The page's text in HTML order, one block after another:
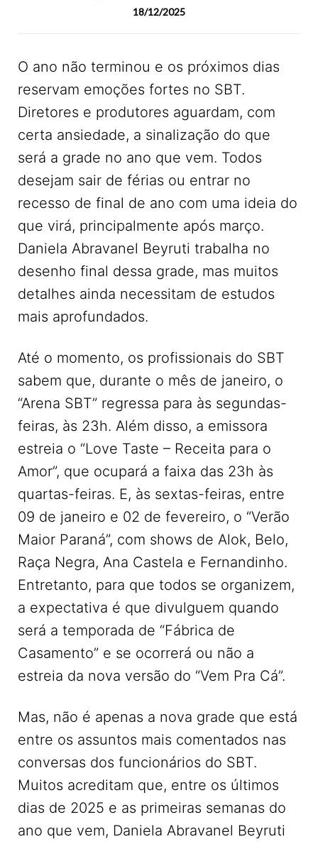
18/12/2025
O ano não terminou e os próximos dias
reservam emoções fortes no SBT.
Diretores e produtores aguardam, com
certa ansiedade, a sinalização do que
será a grade no ano que vem. Todos
desejam sair de férias ou entrar no
recesso de final de ano com uma ideia do
que virá, principalmente após março.
Daniela Abravanel Beyruti trabalha no
desenho final dessa grade, mas muitos
detalhes ainda necessitam de estudos
mais aprofundados.
Até o momento, os profissionais do SBT
sabem que, durante o mês de janeiro, o
“Arena SBT” regressa para às segundas-
feiras, às 23h. Além disso, a emissora
estreia o “Love Taste – Receita para o
Amor”, que ocupará a faixa das 23h às
quartas-feiras. E, às sextas-feiras, entre
09 de janeiro e 02 de fevereiro, o “Verão
Maior Paraná”, com shows de Alok, Belo,
Raça Negra, Ana Castela e Fernandinho.
Entretanto, para que todos se organizem,
a expectativa é que divulguem quando
será a temporada de “Fábrica de
Casamento” e se ocorrerá ou não a
estreia da nova versão do “Vem Pra Cá”.
Mas, não é apenas a nova grade que está
entre os assuntos mais comentados nas
conversas dos funcionários do SBT.
Muitos acreditam que, entre os últimos
dias de 2025 e as primeiras semanas do
ano que vem, Daniela Abravanel Beyruti